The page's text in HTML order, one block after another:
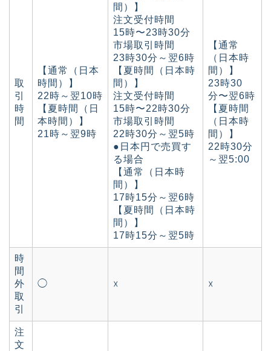
取
引
時
間
【通常（日本
時間）】
22時～翌10時
【夏時間（日
本時間）】
21時～翌9時
間）】
注文受付時間
15時〜23時30分
市場取引時間
23時30分～翌6時
【夏時間（日本時
間）】
注文受付時間
15時〜22時30分
市場取引時間
22時30分～翌5時
●日本円で売買す
る場合
【通常（日本時
間）】
17時15分～翌6時
【夏時間（日本時
間）】
17時15分～翌5時
【通常
（日本時
間）】
23時30
分〜翌6時
【夏時間
（日本時
間）】
22時30分
～翌5:00
時
間
外
取
引
◯ ☓ ☓
注
文